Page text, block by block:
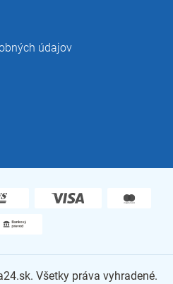
údajov
. Všetky práva vyhradené.